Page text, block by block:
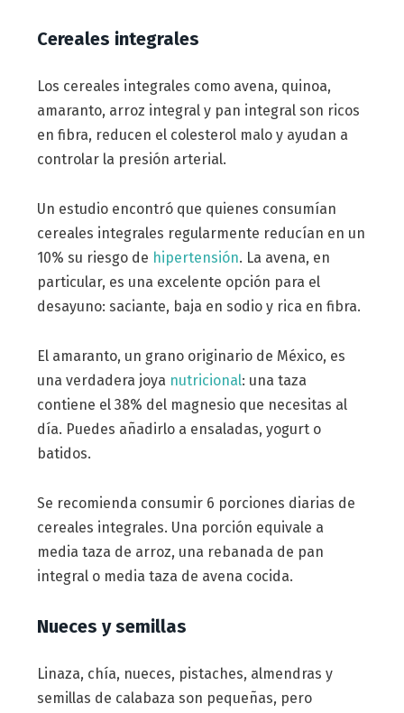
Cereales integrales
Los cereales integrales como avena, quinoa,
amaranto, arroz integral y pan integral son ricos
en fibra, reducen el colesterol malo y ayudan a
controlar la presión arterial.
Un estudio encontró que quienes consumían
cereales integrales regularmente reducían en un
10% su riesgo de hipertensión. La avena, en
particular, es una excelente opción para el
desayuno: saciante, baja en sodio y rica en fibra.
El amaranto, un grano originario de México, es
una verdadera joya nutricional: una taza
contiene el 38% del magnesio que necesitas al
día. Puedes añadirlo a ensaladas, yogurt o
batidos.
Se recomienda consumir 6 porciones diarias de
cereales integrales. Una porción equivale a
media taza de arroz, una rebanada de pan
integral o media taza de avena cocida.
Nueces y semillas
Linaza, chía, nueces, pistaches, almendras y
semillas de calabaza son pequeñas, pero